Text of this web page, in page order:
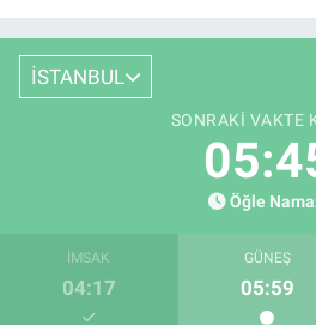
İSTANBUL
SONRAKI VAKTE
Öğle
İMSAK
04:17
GÜNEŞ
05:59